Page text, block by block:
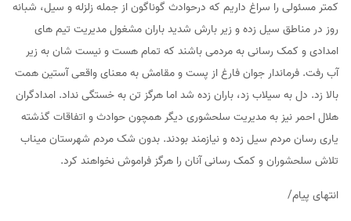
کمتر مسئولی را سراغ داریم که درحوادث گوناگون از جمله زلزله و سیل، شبانه
روز در مناطق سیل زده و زیر بارش شدید باران مشغول مدیریت تیم های
امدادی و کمک رسانی به مردمی باشند که تمام هست و نیست شان به زیر
آب رفت. فرماندار جوان فارغ از پست و مقامش به معنای واقعی آستین همت
بالا زد. دل به سیلاب زد، باران زده شد اما هرگز تن به خستگی نداد. امدادگران
هلال احمر نیز به مدیریت سلحشوری دیگر همچون حوادث و اتفاقات گذشته
یاری رسان مردم سیل زده و نیازمند بودند. بدون شک مردم شهرستان میناب
تلاش سلحشوران و کمک رسانی آنان را هرگز فراموش نخواهند کرد.
انتهای پیام/